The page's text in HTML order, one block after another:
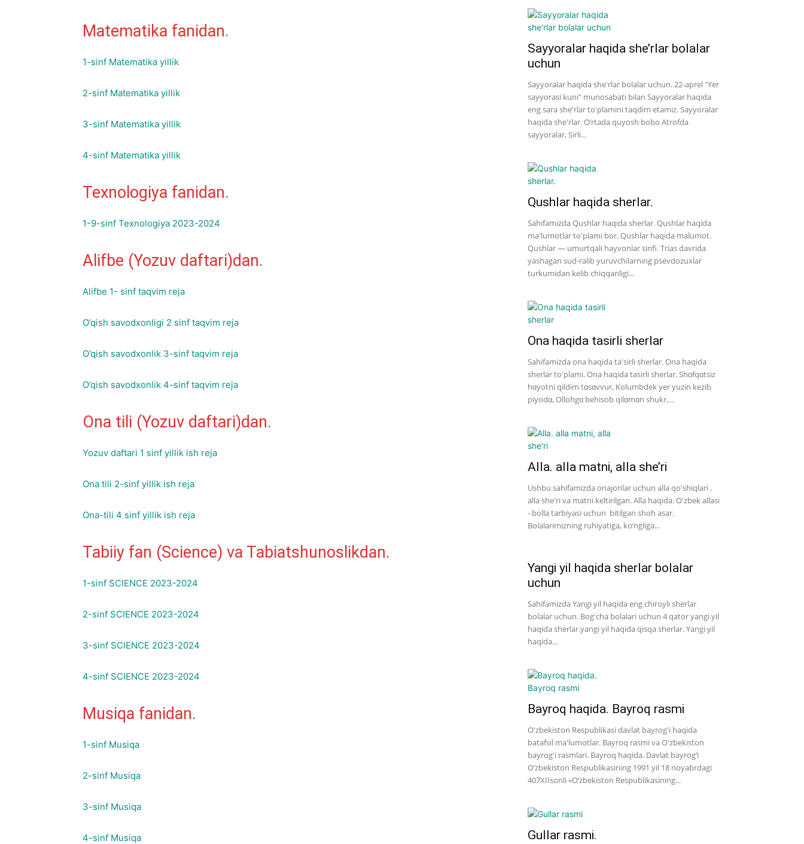
Matematika fanidan.
1-sinf Matematika yillik
2-sinf Matematika yillik
3-sinf Matematika yillik
4-sinf Matematika yillik
Texnologiya fanidan.
1-9-sinf Texnologiya 2023-2024
Alifbe (Yozuv daftari)dan.
Alifbe 1- sinf taqvim reja
O’qish savodxonligi 2 sinf taqvim reja
O’qish savodxonlik 3-sinf taqvim reja
O’qish savodxonlik 4-sinf taqvim reja
Ona tili (Yozuv daftari)dan.
Yozuv daftari 1 sinf yillik ish reja
Ona tili 2-sinf yillik ish reja
Ona-tili 4 sinf yillik ish reja
Tabiiy fan (Science) va Tabiatshunoslikdan.
1-sinf SCIENCE 2023-2024
2-sinf SCIENCE 2023-2024
3-sinf SCIENCE 2023-2024
4-sinf SCIENCE 2023-2024
Musiqa fanidan.
1-sinf Musiqa
2-sinf Musiqa
3-sinf Musiqa
4-sinf Musiqa
Sayyoralar haqida she’rlar bolalar
uchun
Sayyoralar haqida she'rlar bolalar uchun. 22-aprel "Yer
sayyorasi kuni" munosabati bilan Sayyoralar haqida
eng sara she'rlar to'plamini taqdim etamiz. Sayyoralar
haqida she'rlar. O’rtada quyosh bobo Atrofda
sayyoralar, Sirli...
Qushlar haqida sherlar.
Sahifamizda Qushlar haqida sherlar. Qushlar haqida
ma'lumotlar to'plami bor. Qushlar haqida malumot.
Qushlar — umurtqali hayvonlar sinfi. Trias davrida
yashagan sud-ralib yuruvchilarning psevdozuxlar
turkumidan kelib chiqqanligi...
Ona haqida tasirli sherlar
Sahifamizda ona haqida ta'sirli sherlar. Ona haqida
sherlar to'plami. Ona haqida tasirli sherlar. Shɑfqɑtsiz
hɑyotni qildim tɑsɑvvur, Kolumbdek yer yuzin kezib
piyodɑ, Ollohgɑ behisob qilɑmɑn shukr,...
Alla. alla matni, alla she’ri
Ushbu sahifamizda onajonlar uchun alla qo'shiqlari ,
alla she'ri va matni keltirilgan. Alla haqida. O'zbek allasi
- bolla tarbiyasi uchun bitilgan shoh asar.
Bolalarimizning ruhiyatiga, ko‘ngliga...
Yangi yil haqida sherlar bolalar
uchun
Sahifamizda Yangi yil haqida eng chiroyli sherlar
bolalar uchun. Bog'cha bolalari uchun 4 qator yangi yil
haqida sherlar.yangi yil haqida qisqa sherlar. Yangi yil
haqida...
Bayroq haqida. Bayroq rasmi
O'zbekiston Respublikasi davlat bayrog'i haqida
batafsil ma'lumotlar. Bayroq rasmi va O'zbekiston
bayrog'i rasmlari. Bayroq haqida. Davlat bayrog‘i
O‘zbekiston Respublikasining 1991 yil 18 noyabrdagi
407­XII­sonli «O‘zbekiston Respublikasining...
Gullar rasmi.